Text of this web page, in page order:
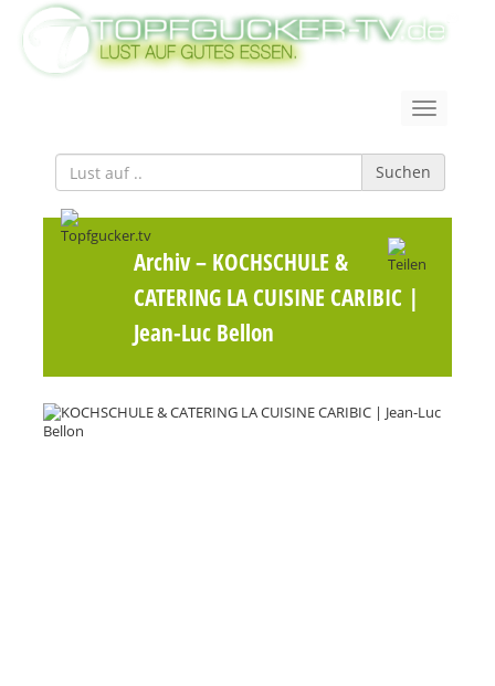
Suchen
Archiv– KOCHSCHULE &
CATERING LA CUISINE CARIBIC |
Jean-Luc Bellon